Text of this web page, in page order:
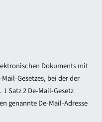
Dokuments mit
Gesetzes, bei der der
Satz 2 De-Mail-Gesetz
genannte De-Mail-Adresse